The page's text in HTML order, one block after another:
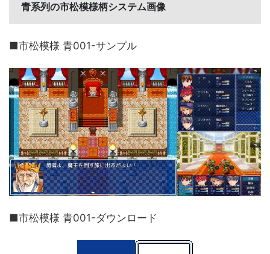
青系列の市松模様柄システム画像
■市松模様 青001-サンプル
■市松模様 青001-ダウンロード